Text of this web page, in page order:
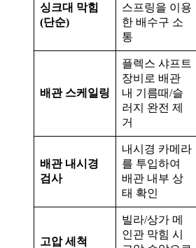
싱크대 막힘
(단순)
스프링을 이용
한 배수구 소
통
배관 스케일링
플렉스 샤프트
장비로 배관
내 기름때/슬
러지 완전 제
거
배관 내시경
검사
내시경 카메라
를 투입하여
배관 내부 상
태 확인
고압 세척
빌라/상가 메
인관 막힘 시